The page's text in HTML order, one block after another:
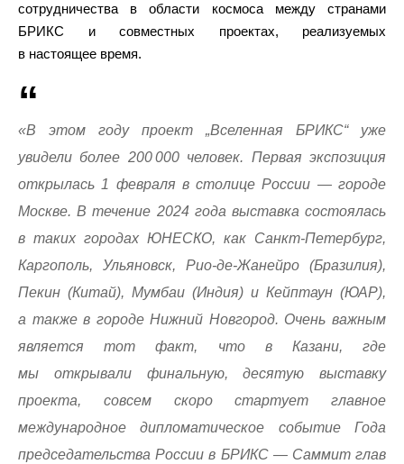
сотрудничества в области космоса между странами
БРИКС и совместных проектах, реализуемых
в настоящее время.
«В этом году проект „Вселенная БРИКС“ уже
увидели более 200 000 человек. Первая экспозиция
открылась 1 февраля в столице России — городе
Москве. В течение 2024 года выставка состоялась
в таких городах ЮНЕСКО, как Санкт-Петербург,
Каргополь, Ульяновск, Рио-де-Жанейро (Бразилия),
Пекин (Китай), Мумбаи (Индия) и Кейптаун (ЮАР),
а также в городе Нижний Новгород. Очень важным
является тот факт, что в Казани, где
мы открывали финальную, десятую выставку
проекта, совсем скоро стартует главное
международное дипломатическое событие Года
председательства России в БРИКС — Саммит глав